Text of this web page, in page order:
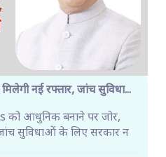
नई रफ्तार, जांच सुविधा...
को आधुनिक बनाने पर जोर,
सुविधाओं के लिए सरकार न